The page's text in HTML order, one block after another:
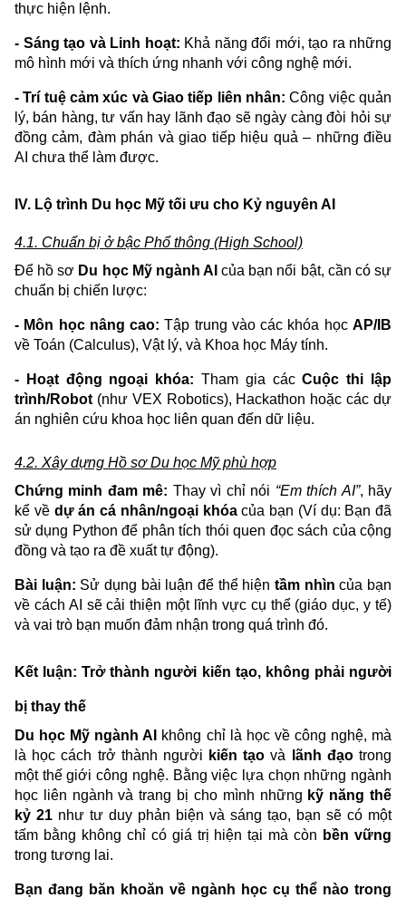
thực hiện lệnh.
- Sáng tạo và Linh hoạt: Khả năng đổi mới, tạo ra những
mô hình mới và thích ứng nhanh với công nghệ mới.
- Trí tuệ cảm xúc và Giao tiếp liên nhân: Công việc quản
lý, bán hàng, tư vấn hay lãnh đạo sẽ ngày càng đòi hỏi sự
đồng cảm, đàm phán và giao tiếp hiệu quả – những điều
AI chưa thể làm được.
IV. Lộ trình Du học Mỹ tối ưu cho Kỷ nguyên AI
4.1. Chuẩn bị ở bậc Phổ thông (High School)
Để hồ sơ Du học Mỹ ngành AI của bạn nổi bật, cần có sự
chuẩn bị chiến lược:
- Môn học nâng cao: Tập trung vào các khóa họcAP/IB
về Toán (Calculus), Vật lý, và Khoa học Máy tính.
- Hoạt động ngoại khóa: Tham gia cácCuộc thi lập
trình/Robot (như VEX Robotics), Hackathon hoặc các dự
án nghiên cứu khoa học liên quan đến dữ liệu.
4.2. Xây dựng Hồ sơ Du học Mỹ phù hợp
Chứng minh đam mê: Thay vì chỉ nói “Em thích AI”, hãy
kể về dự án cá nhân/ngoại khóacủa bạn (Ví dụ: Bạn đã
sử dụng Python để phân tích thói quen đọc sách của cộng
đồng và tạo ra đề xuất tự động).
Bài luận: Sử dụng bài luận để thể hiệntầm nhìn của bạn
về cách AI sẽ cải thiện một lĩnh vực cụ thể (giáo dục, y tế)
và vai trò bạn muốn đảm nhận trong quá trình đó.
Kết luận: Trở thành người kiến tạo, không phải người
bị thay thế
Du học Mỹ ngành AI
không chỉ là học về công nghệ, mà
là học cách trở thành người kiến tạo và lãnh đạotrong
một thế giới công nghệ. Bằng việc lựa chọn những ngành
học liên ngành và trang bị cho mình những kỹ năng thế
kỷ 21 như tư duy phản biện và sáng tạo, bạn sẽ có một
tấm bằng không chỉ có giá trị hiện tại mà còn bền vững
trong tương lai.
Bạn đang băn khoăn về ngành học cụ thể nào trong